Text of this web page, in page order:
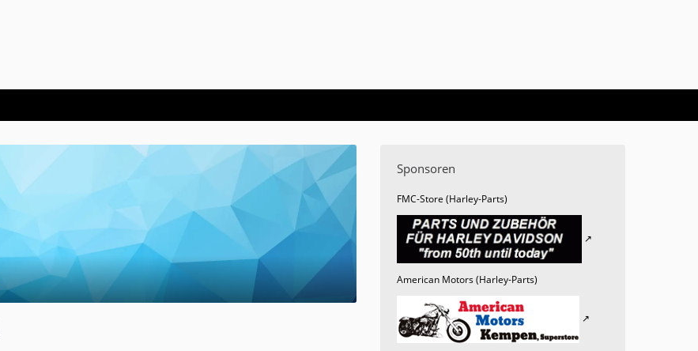
Sponsoren
FMC-Store (Harley-Parts)
American Motors (Harley-Parts)